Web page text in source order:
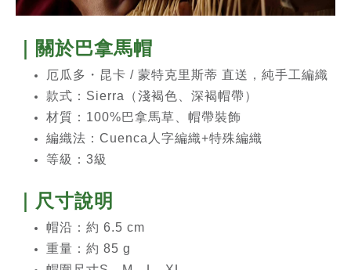
｜關於巴拿馬帽
厄瓜多・昆卡 / 蒙特克里斯蒂 直送，純手工編織
款式：Sierra（淺褐色、深褐帽帶）
材質：100%巴拿馬草、帽帶裝飾
編織法： Cuenca人字編織+特殊編織
等級：3級
｜尺寸說明
帽沿：約 6.5 cm
重量：約 85 g